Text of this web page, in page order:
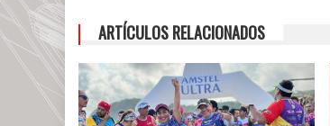
Primeras
entre
la
Dirección
ARTÍCULOS RELACIONADOS